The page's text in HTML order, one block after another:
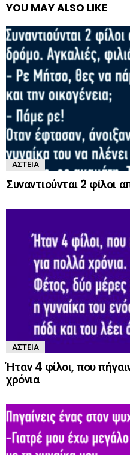
YOU MAY ALSO LIKE
ΑΣΤΕΊΑ
Συναντιούνται 2 φίλοι
ΑΣΤΕΊΑ
Ήταν 4 φίλοι, που
χρόνια